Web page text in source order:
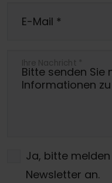
E-Mail *
Ihre Nachricht *
Ja, bitte
Newsletter an.